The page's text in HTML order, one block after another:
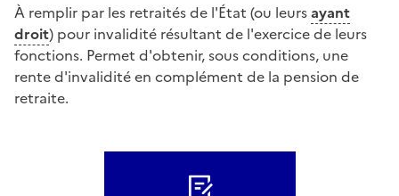
À remplir par les retraités de l'État (ou leursayant
droit) pour invalidité résultant de l'exercice de leurs
fonctions. Permet d'obtenir, sous conditions, une
rente d'invalidité en complément de la pension de
retraite.